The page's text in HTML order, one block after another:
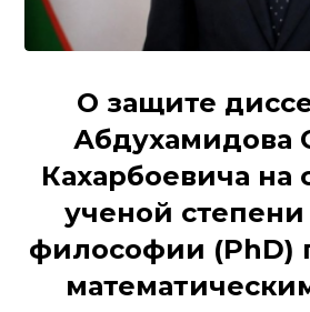
О защите
Абдухамидова
Кахарбоевича на
ученой степени
философии (PhD)